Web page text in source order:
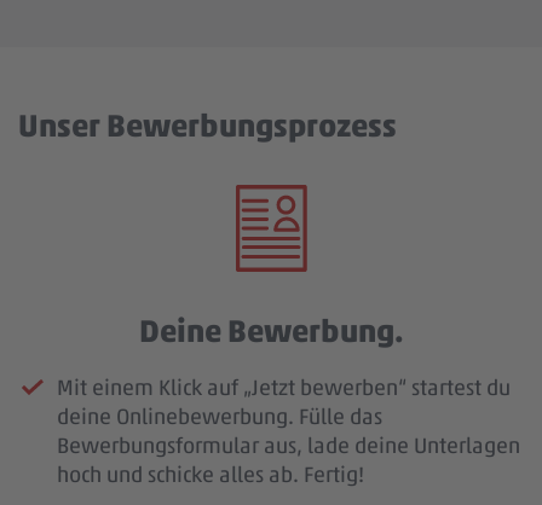
Unser Bewerbungsprozess
Deine Bewerbung.
Mit einem Klick auf „Jetzt bewerben“ startest du
deine Onlinebewerbung. Fülle das
Bewerbungsformular aus, lade deine Unterlagen
hoch und schicke alles ab. Fertig!